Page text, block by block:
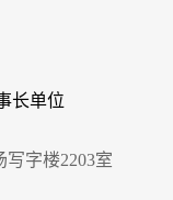
长单位
字楼2203室